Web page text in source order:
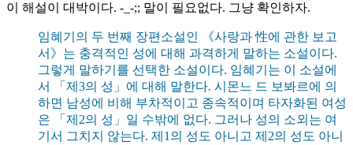
이 해설이 대박이다. -_-;; 말이 필요없다. 그냥 확인하자.
임혜기의 두 번째 장편소설인 《사랑과 性에 관한 보고
서》는 충격적인 성에 대해 과격하게 말하는 소설이다.
그렇게 말하기를 선택한 소설이다. 임혜기는 이 소설에
서 「제3의 성」에 대해 말한다. 시몬느 드 보봐르에 의
하면 남성에 비해 부차적이고 종속적이며 타자화된 여성
은 「제2의 성」일 수밖에 없다. 그러나 성의 소외는 여
기서 그치지 않는다. 제1의 성도 아니고 제2의 성도 아니